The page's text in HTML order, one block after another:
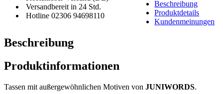
Versandbereit in 24 Std.
Hotline 02306 94698110
Beschreibung
Produktdetails
Kundenmeinungen
Beschreibung
Produktinformationen
Tassen mit außergewöhnlichen Motiven von JUNIWORDS.